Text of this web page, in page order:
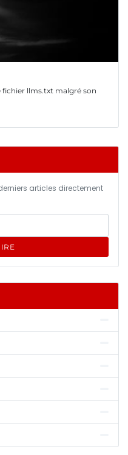
llms.txt malgré son
articles directement